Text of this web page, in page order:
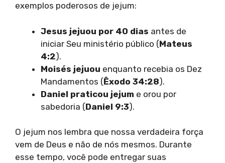
exemplos poderosos de jejum:
Jesus jejuou por 40 dias antes de
iniciar Seu ministério público (Mateus
4:2).
Moisés jejuou enquanto recebia os Dez
Mandamentos (Êxodo 34:28).
Daniel praticou jejum e orou por
sabedoria (Daniel 9:3).
O jejum nos lembra que nossa verdadeira força
vem de Deus e não de nós mesmos. Durante
esse tempo, você pode entregar suas